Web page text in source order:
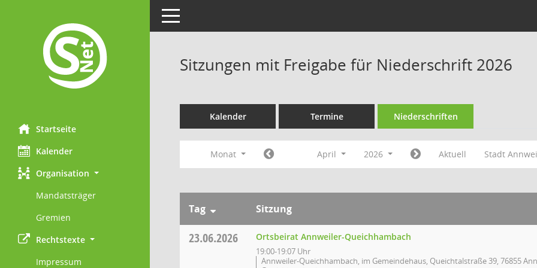
Startseite
Kalender
Organisation
Mandatsträger
Gremien
Rechtstexte
Impressum
Toggle navigation
Sitzungen mit Freigabe für Niederschrift 2026
Kalender Termine Niederschriften
Monat April 2026 Aktuell Stadt
Tag Sitzung
23.06.2026 Ortsbeirat Annweiler-Queichhambach
19:00-19:07 Uhr
Annweiler-Queichhambach, im Gemeindehaus, Queichtalstraße 39, 76855